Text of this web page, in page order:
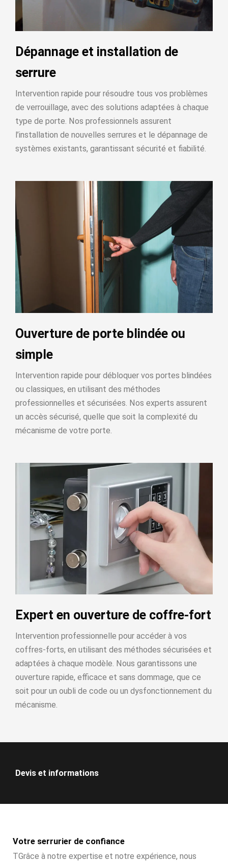
Dépannage et installation de
serrure
Intervention rapide pour résoudre tous vos problèmes
de verrouillage, avec des solutions adaptées à chaque
type de porte. Nos professionnels assurent
l’installation de nouvelles serrures et le dépannage de
systèmes existants, garantissant sécurité et fiabilité.
Ouverture de porte blindée ou
simple
Intervention rapide pour débloquer vos portes blindées
ou classiques, en utilisant des méthodes
professionnelles et sécurisées. Nos experts assurent
un accès sécurisé, quelle que soit la complexité du
mécanisme de votre porte.
Expert en ouverture de coffre-fort
Intervention professionnelle pour accéder à vos
coffres-forts, en utilisant des méthodes sécurisées et
adaptées à chaque modèle. Nous garantissons une
ouverture rapide, efficace et sans dommage, que ce
soit pour un oubli de code ou un dysfonctionnement du
mécanisme.
Devis et informations
Votre serrurier de confiance
TGrâce à notre expertise et notre expérience, nous